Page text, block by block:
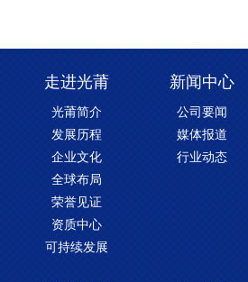
走进光莆
光莆简介
发展历程
企业文化
全球布局
荣誉见证
资质中心
可持续发展
新闻中心
公司要闻
媒体报道
行业动态